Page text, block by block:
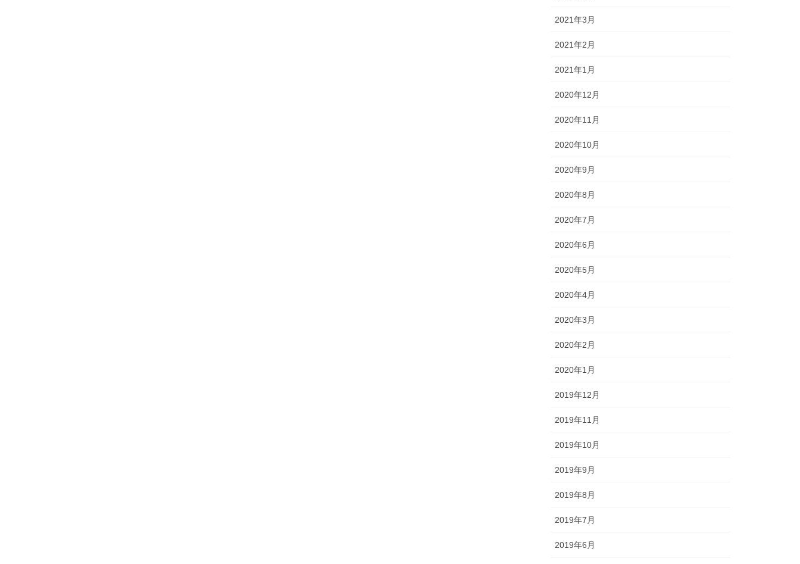
2021年3月
2021年2月
2021年1月
2020年12月
2020年11月
2020年10月
2020年9月
2020年8月
2020年7月
2020年6月
2020年5月
2020年4月
2020年3月
2020年2月
2020年1月
2019年12月
2019年11月
2019年10月
2019年9月
2019年8月
2019年7月
2019年6月